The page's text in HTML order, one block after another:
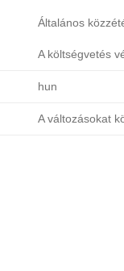
Általános
A költségvetés
hun
A változásokat